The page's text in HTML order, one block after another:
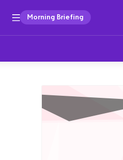
Morning Briefing